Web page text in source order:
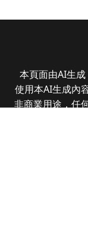
本頁面由AI生成
使用本AI生成內
非商業用途，任